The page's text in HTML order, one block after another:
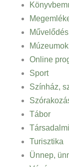
Online
Sport
Színház,
Tábor
Turisztika
Ünnep,